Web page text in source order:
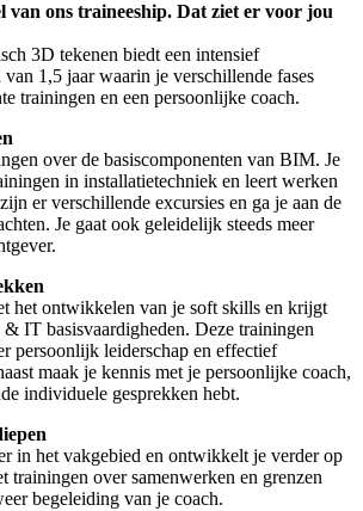
van ons traineeship. Dat ziet er voor jou
3D tekenen biedt een intensief
1,5 jaar waarin je verschillende fases
trainingen en een persoonlijke coach.
over de basiscomponenten van BIM. Je
in installatietechniek en leert werken
er verschillende excursies en ga je aan de
Je gaat ook geleidelijk steeds meer
het ontwikkelen van je soft skills en krijgt
IT basisvaardigheden. Deze trainingen
persoonlijk leiderschap en effectief
maak je kennis met je persoonlijke coach,
individuele gesprekken hebt.
in het vakgebied en ontwikkelt je verder op
trainingen over samenwerken en grenzen
begeleiding van je coach.